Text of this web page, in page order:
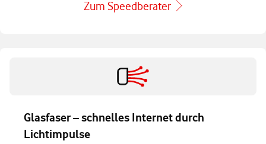
Zum Speedberater
Glasfaser – schnelles Internet durch
Lichtimpulse